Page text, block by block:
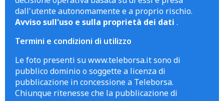
dall'utente autonomamente e a proprio rischio.
Avviso sull'uso e sulla proprietà dei dati .
Termini e condizioni di utilizzo
Le foto presenti su www.teleborsa.it sono di
pubblico dominio o soggette a licenza di
pubblicazione in concessione a Teleborsa.
Chiunque ritenesse che la pubblicazione di